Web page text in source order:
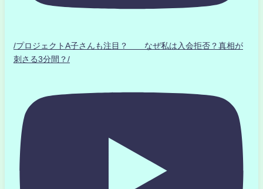
/プロジェクトA子さんも注目？ なぜ私は入会拒否？真相が
刺さる3分間？/